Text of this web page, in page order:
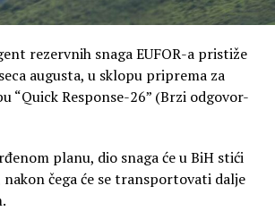
rezervnih snaga EUFOR-a pristiže
augusta, u sklopu priprema za
“Quick Response-26” (Brzi odgovor-
planu, dio snaga će u BiH stići
nakon čega će se transportovati dalje